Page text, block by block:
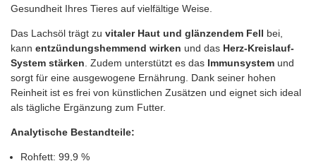
Gesundheit Ihres Tieres auf vielfältige Weise.
Das Lachsöl trägt zu vitaler Haut und glänzendem Fell bei,
kann entzündungshemmend wirken und das Herz-Kreislauf-
System stärken . Zudem unterstützt es das Immunsystem und
sorgt für eine ausgewogene Ernährung. Dank seiner hohen
Reinheit ist es frei von künstlichen Zusätzen und eignet sich ideal
als tägliche Ergänzung zum Futter.
Analytische Bestandteile:
Rohfett: 99,9 %